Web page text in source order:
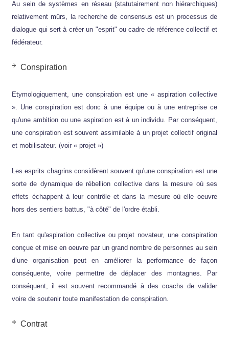
Au sein de systèmes en réseau (statutairement non hiérarchiques)
relativement mûrs, la recherche de consensus est un processus de
dialogue qui sert à créer un "esprit" ou cadre de référence collectif et
fédérateur.
Conspiration
Etymologiquement, une conspiration est une « aspiration collective
». Une conspiration est donc à une équipe ou à une entreprise ce
qu'une ambition ou une aspiration est à un individu. Par conséquent,
une conspiration est souvent assimilable à un projet collectif original
et mobilisateur. (voir « projet »)
Les esprits chagrins considèrent souvent qu'une conspiration est une
sorte de dynamique de rébellion collective dans la mesure où ses
effets échappent à leur contrôle et dans la mesure où elle oeuvre
hors des sentiers battus, "à côté" de l'ordre établi.
En tant qu'aspiration collective ou projet novateur, une conspiration
conçue et mise en oeuvre par un grand nombre de personnes au sein
d’une organisation peut en améliorer la performance de façon
conséquente, voire permettre de déplacer des montagnes. Par
conséquent, il est souvent recommandé à des coachs de valider
voire de soutenir toute manifestation de conspiration.
Contrat